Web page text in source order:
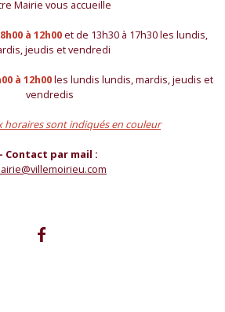
Mairie vous accueille
à 12h00et de 13h30 à 17h30 les lundis,
jeudis et vendredi
à 12h00les lundis lundis, mardis, jeudis et
vendredis
horaires sont indiqués en couleur
- Contact par mail :